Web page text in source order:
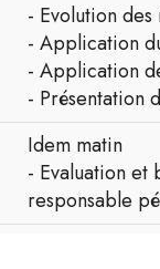
- Evolution
- Application
- Application
- Présentation
Idem matin
- Evaluation et
responsable